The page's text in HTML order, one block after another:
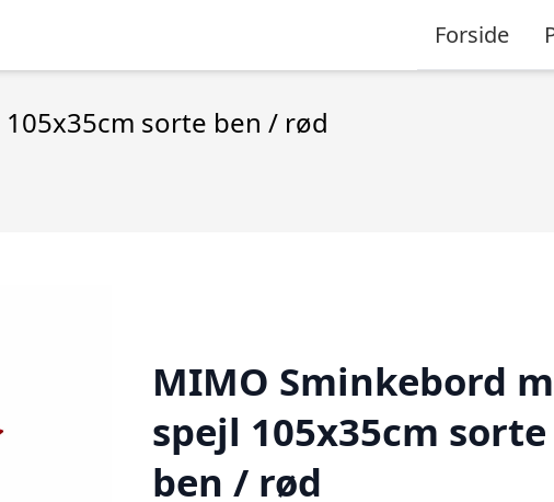
Forside
sorte ben / rød
MIMO Sminkebord
spejl 105x35cm sorte
ben / rød